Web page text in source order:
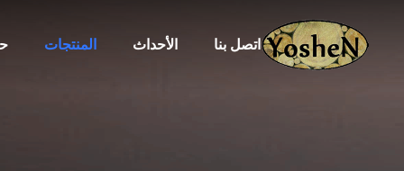
المنتجات الأحداث اتصل بنا